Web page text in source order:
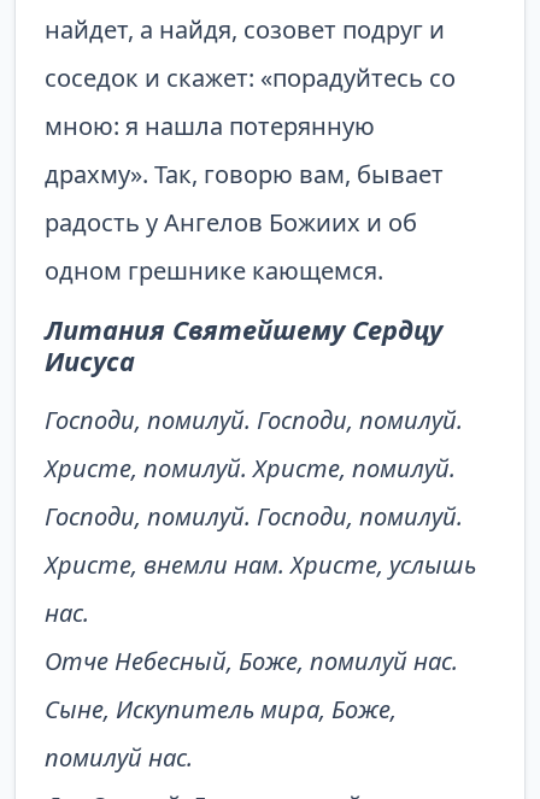
найдет, а найдя, созовет подруг и
соседок и скажет: «порадуйтесь со
мною: я нашла потерянную
драхму». Так, говорю вам, бывает
радость у Ангелов Божиих и об
одном грешнике кающемся.
Литания Святейшему Сердцу
Иисуса
Господи, помилуй. Господи, помилуй.
Христе, помилуй. Христе, помилуй.
Господи, помилуй. Господи, помилуй.
Христе, внемли нам. Христе, услышь
нас.
Отче Небесный, Боже, помилуй нас.
Сыне, Искупитель мира, Боже,
помилуй нас.